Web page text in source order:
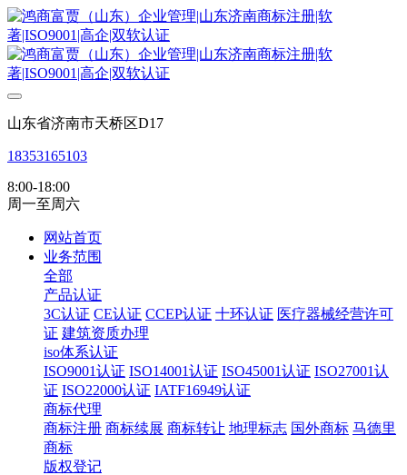
山东省济南市天桥区D17
18353165103
8:00-18:00
周一至周六
网站首页
业务范围
全部
产品认证
3C认证 CE认证 CCEP认证 十环认证 医疗器械经营许可
证 建筑资质办理
iso体系认证
ISO9001认证 ISO14001认证 ISO45001认证 ISO27001认
证 ISO22000认证 IATF16949认证
商标代理
商标注册 商标续展 商标转让 地理标志 国外商标 马德里
商标
版权登记